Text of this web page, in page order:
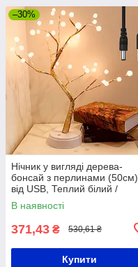
–30%
Нічник у вигляді дерева-
бонсай з перлинами (50см),
від USB, Теплий білий /
Світильник-дерево
В наявності
371,43 ₴ 530,61 ₴
Купити